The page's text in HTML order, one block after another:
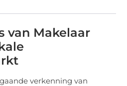
van Makelaar
verkenning van